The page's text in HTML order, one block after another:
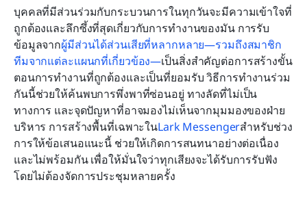
บุคคลที่มีส่วนร่วมกับกระบวนการในทุกวันจะมีความเข้าใจที่
ถูกต้องและลึกซึ้งที่สุดเกี่ยวกับการทำงานของมัน การรับ
ข้อมูลจากผู้มีส่วนได้ส่วนเสียที่หลากหลาย—รวมถึงสมาชิก
ทีมจากแต่ละแผนกที่เกี่ยวข้อง—เป็นสิ่งสำคัญต่อการสร้างขั้น
ตอนการทำงานที่ถูกต้องและเป็นที่ยอมรับ วิธีการทำงานร่วม
กันนี้ช่วยให้ค้นพบการพึ่งพาที่ซ่อนอยู่ ทางลัดที่ไม่เป็น
ทางการ และจุดปัญหาที่อาจมองไม่เห็นจากมุมมองของฝ่าย
บริหาร การสร้างพื้นที่เฉพาะในLark Messengerสำหรับช่วง
การให้ข้อเสนอแนะนี้ ช่วยให้เกิดการสนทนาอย่างต่อเนื่อง
และไม่พร้อมกัน เพื่อให้มั่นใจว่าทุกเสียงจะได้รับการรับฟัง
โดยไม่ต้องจัดการประชุมหลายครั้ง